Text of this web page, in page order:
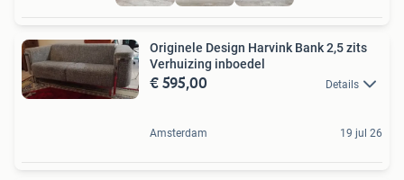
Originele Design Harvink Bank 2,5 zits
Verhuizing inboedel
€ 595,00 Details
Amsterdam 19 jul 26